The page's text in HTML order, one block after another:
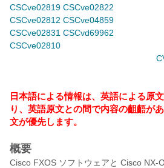
CSCve02819 CSCve02822
CSCve02812 CSCve04859
CSCve02831 CSCvd69962
CSCve02810
日本語による情報は、英語による原
り、英語原文との間で内容の齟齬が
文が優先します。
概要
Cisco FXOS ソフトウェアと Cisco NX-